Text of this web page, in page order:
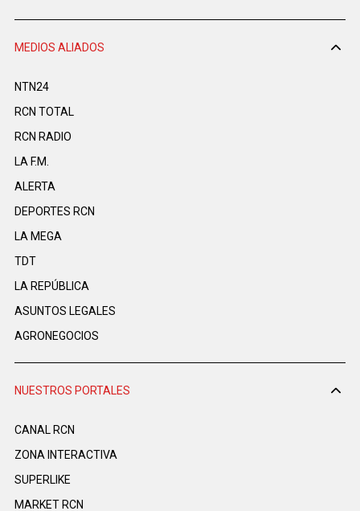
MEDIOS ALIADOS
NTN24
RCN TOTAL
RCN RADIO
LA F.M.
ALERTA
DEPORTES RCN
LA MEGA
TDT
LA REPÚBLICA
ASUNTOS LEGALES
AGRONEGOCIOS
NUESTROS PORTALES
CANAL RCN
ZONA INTERACTIVA
SUPERLIKE
MARKET RCN